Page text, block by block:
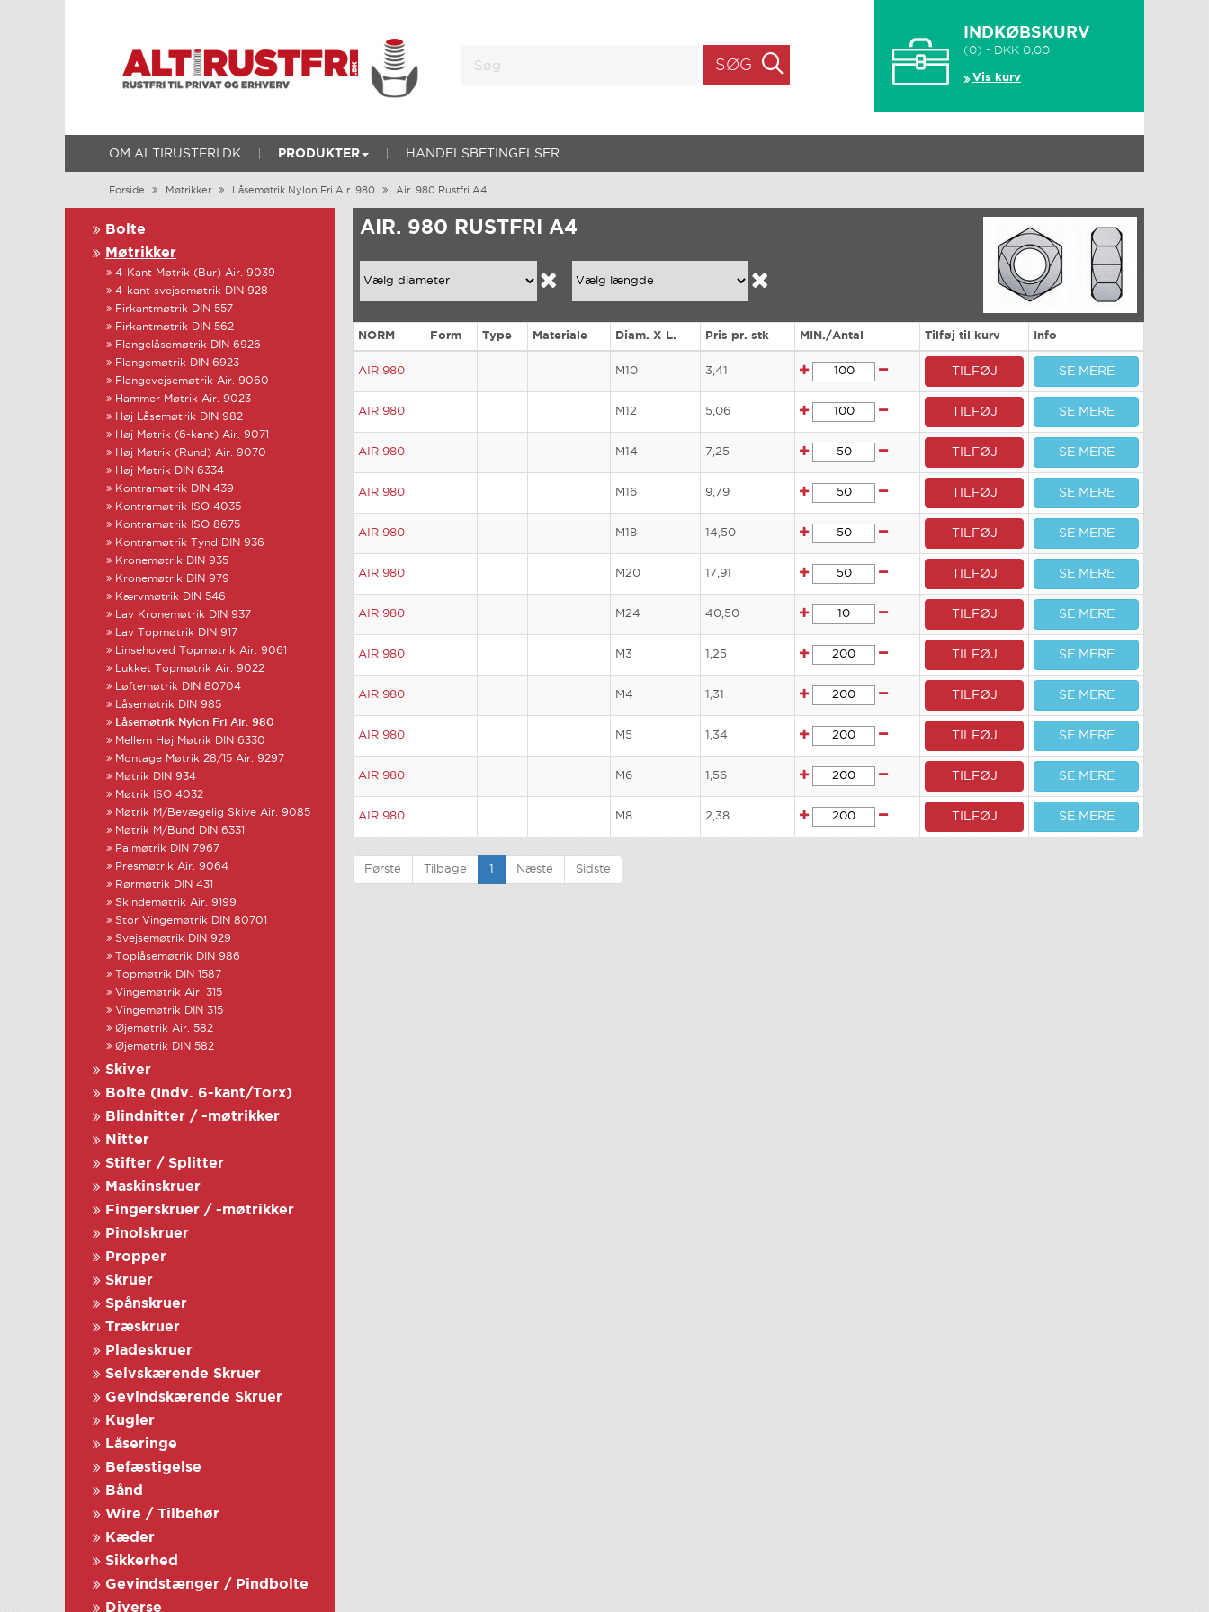
INDKØBSKURV
(0) - DKK 0,00
Vis kurv
OM ALTIRUSTFRI.DK PRODUKTER HANDELSBETINGELSER
SØG
Forside Møtrikker Låsemøtrik Nylon Fri Air. 980 Air. 980 Rustfri A4
Bolte
Møtrikker
4-Kant Møtrik (Bur) Air. 9039
4-kant svejsemøtrik DIN 928
Firkantmøtrik DIN 557
Firkantmøtrik DIN 562
Flangelåsemøtrik DIN 6926
Flangemøtrik DIN 6923
Flangevejsemøtrik Air. 9060
Hammer Møtrik Air. 9023
Høj Låsemøtrik DIN 982
Høj Møtrik (6-kant) Air. 9071
Høj Møtrik (Rund) Air. 9070
Høj Møtrik DIN 6334
Kontramøtrik DIN 439
Kontramøtrik ISO 4035
Kontramøtrik ISO 8675
Kontramøtrik Tynd DIN 936
Kronemøtrik DIN 935
Kronemøtrik DIN 979
Kærvmøtrik DIN 546
Lav Kronemøtrik DIN 937
Lav Topmøtrik DIN 917
Linsehoved Topmøtrik Air. 9061
Lukket Topmøtrik Air. 9022
Løftemøtrik DIN 80704
Låsemøtrik DIN 985
Låsemøtrik Nylon Fri Air. 980
Mellem Høj Møtrik DIN 6330
Montage Møtrik 28/15 Air. 9297
Møtrik DIN 934
Møtrik ISO 4032
Møtrik M/Bevægelig Skive Air. 9085
Møtrik M/Bund DIN 6331
Palmøtrik DIN 7967
Presmøtrik Air. 9064
Rørmøtrik DIN 431
Skindemøtrik Air. 9199
Stor Vingemøtrik DIN 80701
Svejsemøtrik DIN 929
Toplåsemøtrik DIN 986
Topmøtrik DIN 1587
Vingemøtrik Air. 315
Vingemøtrik DIN 315
Øjemøtrik Air. 582
Øjemøtrik DIN 582
Skiver
Bolte (Indv. 6-kant/Torx)
Blindnitter / -møtrikker
Nitter
Stifter / Splitter
Maskinskruer
Fingerskruer / -møtrikker
Pinolskruer
Propper
Skruer
Spånskruer
Træskruer
Pladeskruer
Selvskærende Skruer
Gevindskærende Skruer
Kugler
Låseringe
Befæstigelse
Bånd
Wire / Tilbehør
Kæder
Sikkerhed
Gevindstænger / Pindbolte
Diverse
AIR. 980 RUSTFRI A4
NORM Form Type Materiale Diam. X L. Pris pr. stk MIN./Antal Tilføj til kurv Info
AIR 980 M10 3,41 TILFØJ SE MERE
AIR 980 M12 5,06 TILFØJ SE MERE
AIR 980 M14 7,25 TILFØJ SE MERE
AIR 980 M16 9,79 TILFØJ SE MERE
AIR 980 M18 14,50 TILFØJ SE MERE
AIR 980 M20 17,91 TILFØJ SE MERE
AIR 980 M24 40,50 TILFØJ SE MERE
AIR 980 M3 1,25 TILFØJ SE MERE
AIR 980 M4 1,31 TILFØJ SE MERE
AIR 980 M5 1,34 TILFØJ SE MERE
AIR 980 M6 1,56 TILFØJ SE MERE
AIR 980 M8 2,38 TILFØJ SE MERE
Første Tilbage 1 Næste Sidste